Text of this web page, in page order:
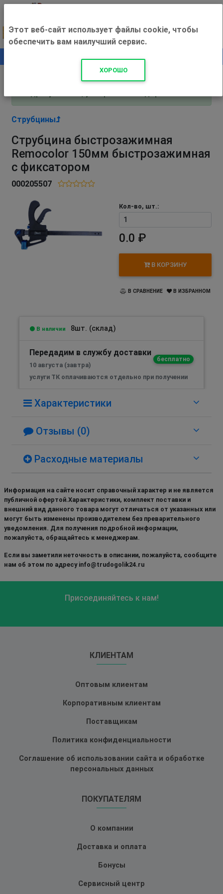
+500 ₽
Внимание! С 3 августа магазин работает по
Струбцины
Струбцина быстрозажимная
Remocolor 150мм быстрозажимная
с фиксатором
000205507
Кол-во, шт.:
0.0 ₽
В КОРЗИНУ
В СРАВНЕНИЕ В ИЗБРАННОМ
В наличии 8шт. (склад)
Передадим в службу доставки
бесплатно
10 августа (завтра)
услуги ТК оплачиваются отдельно при получении
Характеристики
Отзывы (0)
Расходные материалы
Информация на сайте носит справочный характер и не является
публичной офертой.Характеристики, комплект поставки и
внешний вид данного товара могут отличаться от указанных или
могут быть изменены производителем без преварительного
уведомления. Для получения подробной информации,
пожалуйста, обращайтесь к менеджерам.
Если вы заметили неточность в описании, пожалуйста, сообщите
нам об этом по адресу info@trudogolik24.ru
Присоединяйтесь к нам!
КЛИЕНТАМ
Оптовым клиентам
Корпоративным клиентам
Поставщикам
Политика конфиденциальности
Соглашение об использовании сайта и обработке
персональных данных
ПОКУПАТЕЛЯМ
О компании
Доставка и оплата
Бонусы
Сервисный центр
Этот веб-сайт использует файлы cookie, чтобы
обеспечить вам наилучший сервис.
ХОРОШО